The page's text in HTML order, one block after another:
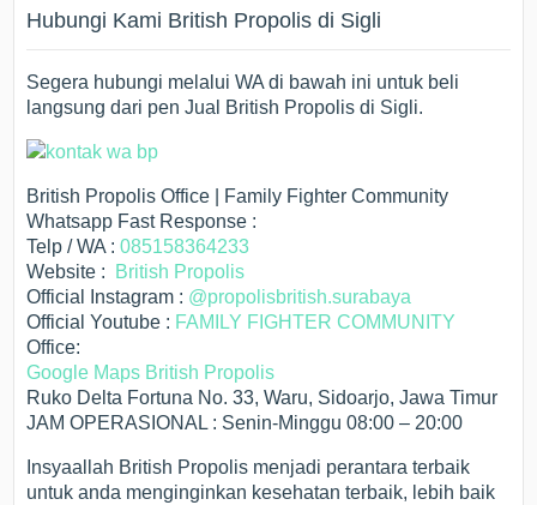
Hubungi Kami British Propolis di Sigli
Segera hubungi melalui WA di bawah ini untuk beli
langsung dari pen Jual British Propolis di Sigli.
British Propolis Office | Family Fighter Community
Whatsapp Fast Response :
Telp / WA :085158364233
Website :
British Propolis
Official Instagram : @propolisbritish.surabaya
Official Youtube : FAMILY FIGHTER COMMUNITY
Office:
Google Maps British Propolis
Ruko Delta Fortuna No. 33, Waru, Sidoarjo, Jawa Timur
JAM OPERASIONAL : Senin-Minggu 08:00 – 20:00
Insyaallah British Propolis menjadi perantara terbaik
untuk anda menginginkan kesehatan terbaik, lebih baik